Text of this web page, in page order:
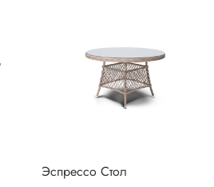
Эспрессо Стол